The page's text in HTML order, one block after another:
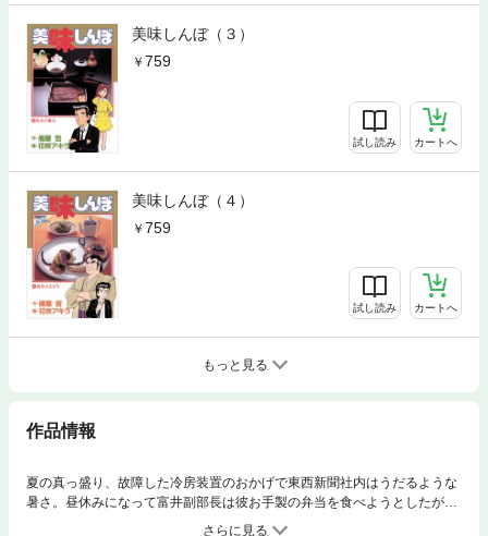
美味しんぼ（３）
759
試し読み カートへ
美味しんぼ（４）
759
試し読み カートへ
もっと見る
作品情報
夏の真っ盛り、故障した冷房装置のおかげで東西新聞社内はうだるような
暑さ。昼休みになって富井副部長は彼お手製の弁当を食べようとしたが、
中に入っていた梅干しに、なんとカビが生えていた！その原因は最近の梅